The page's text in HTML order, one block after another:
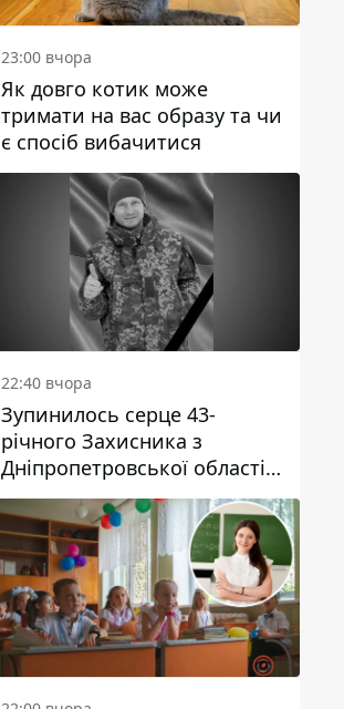
23:00 вчора
Як довго котик може
тримати на вас образу та чи
є спосіб вибачитися
22:40 вчора
Зупинилось серце 43-
річного Захисника з
Дніпропетровської області
Євгена Зінченка